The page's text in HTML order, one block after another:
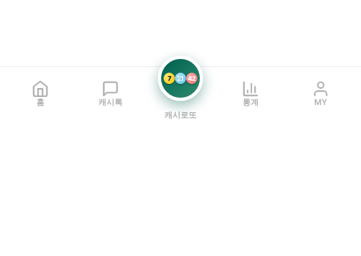
홈 캐시톡
7 21 42
캐시로또
통계 MY